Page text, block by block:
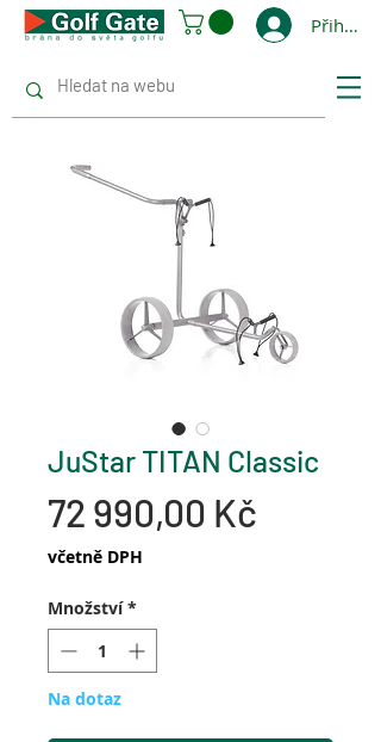
Přihlásit
JuStar TITAN Classic
72 990,00 Kč
včetně DPH
Množství *
Na dotaz